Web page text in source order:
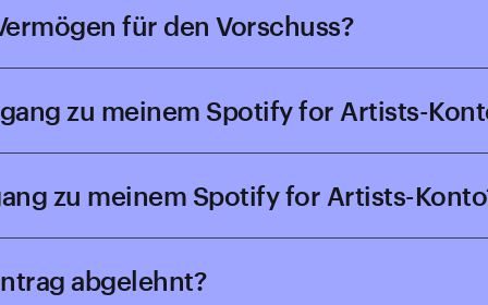
für den Vorschuss?
zu meinem Spotify for Artists-
zu meinem Spotify for Artists-
abgelehnt?